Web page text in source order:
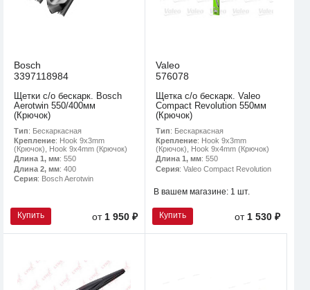
Bosch
3397118984
Щетки с/о бескарк. Bosch
Aerotwin 550/400мм
(Крючок)
Тип: Бескаркасная
Крепление: Hook 9x3mm
(Крючок), Hook 9x4mm (Крючок)
Длина 1, мм: 550
Длина 2, мм: 400
Серия: Bosch Aerotwin
Купить от 1 950 ₽
Valeo
576078
Щетка с/о бескарк. Valeo
Compact Revolution 550мм
(Крючок)
Тип: Бескаркасная
Крепление: Hook 9x3mm
(Крючок), Hook 9x4mm (Крючок)
Длина 1, мм: 550
Серия: Valeo Compact Revolution
В вашем магазине: 1 шт.
Купить от 1 530 ₽